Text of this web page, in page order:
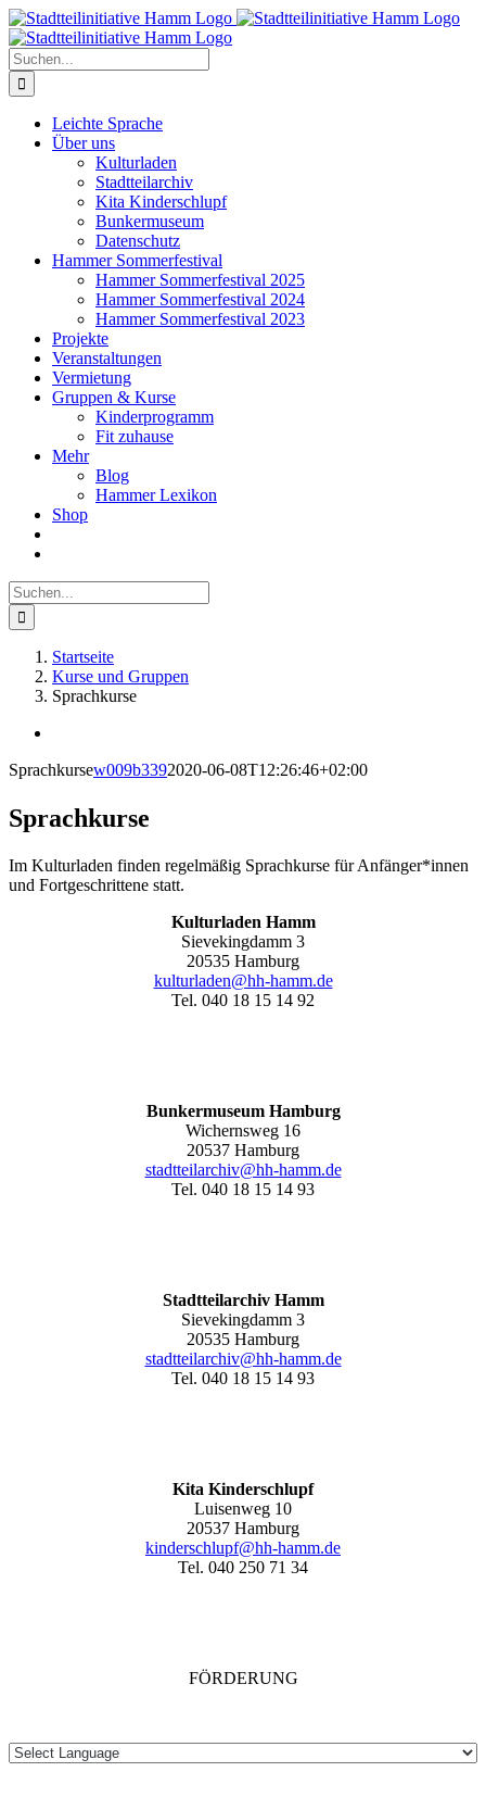
Zum
Inhalt
springen
Suche
nach:
Leichte Sprache
Über uns
Kulturladen
Stadtteilarchiv
Kita Kinderschlupf
Bunkermuseum
Datenschutz
Hammer Sommerfestival
Hammer Sommerfestival 2025
Hammer Sommerfestival 2024
Hammer Sommerfestival 2023
Projekte
Veranstaltungen
Vermietung
Gruppen & Kurse
Kinderprogramm
Fit zuhause
Mehr
Blog
Hammer Lexikon
Shop
Suche
nach:
Startseite
Kurse und Gruppen
Sprachkurse
Image
Sprachkursew009b3392020-06-08T12:26:46+02:00
Sprachkurse
Im Kulturladen finden regelmäßig Sprachkurse für Anfänger*innen
und Fortgeschrittene statt.
Kulturladen Hamm
Sievekingdamm 3
20535 Hamburg
kulturladen@hh-hamm.de
Tel. 040 18 15 14 92
Bunkermuseum Hamburg
Wichernsweg 16
20537 Hamburg
stadtteilarchiv@hh-hamm.de
Tel. 040 18 15 14 93
Stadtteilarchiv Hamm
Sievekingdamm 3
20535 Hamburg
stadtteilarchiv@hh-hamm.de
Tel. 040 18 15 14 93
Kita Kinderschlupf
Luisenweg 10
20537 Hamburg
kinderschlupf@hh-hamm.de
Tel. 040 250 71 34
FÖRDERUNG